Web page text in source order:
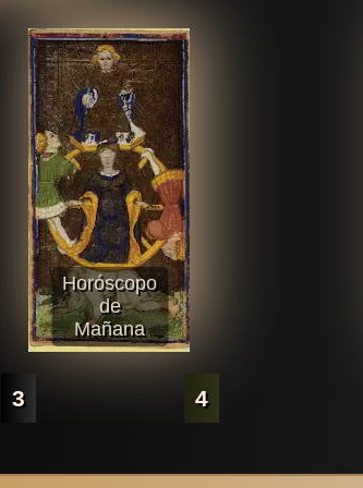
Horóscopo
de
Mañana
3 4